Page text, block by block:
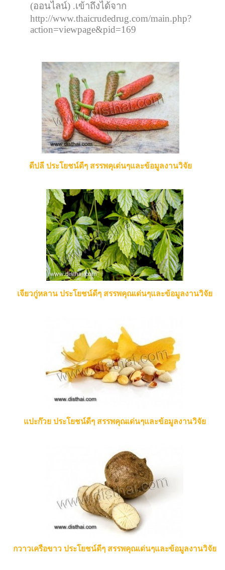
(ออนไลน์) .เข้าถึงได้จาก
http://www.thaicrudedrug.com/main.php?
action=viewpage&pid=169
ดีปลี ประโยชน์ดีๆ สรรพคุเด่นๆและข้อมูลงานวิจัย
เจียวกู่หลาน ประโยชน์ดีๆ สรรพคุณเด่นๆและข้อมูลงานวิจัย
แปะก๊วย ประโยชน์ดีๆ สรรพคุณเด่นๆและข้อมูลงานวิจัย
กวาวเครือขาว ประโยชน์ดีๆ สรรพคุณเด่นๆและข้อมูลงานวิจัย